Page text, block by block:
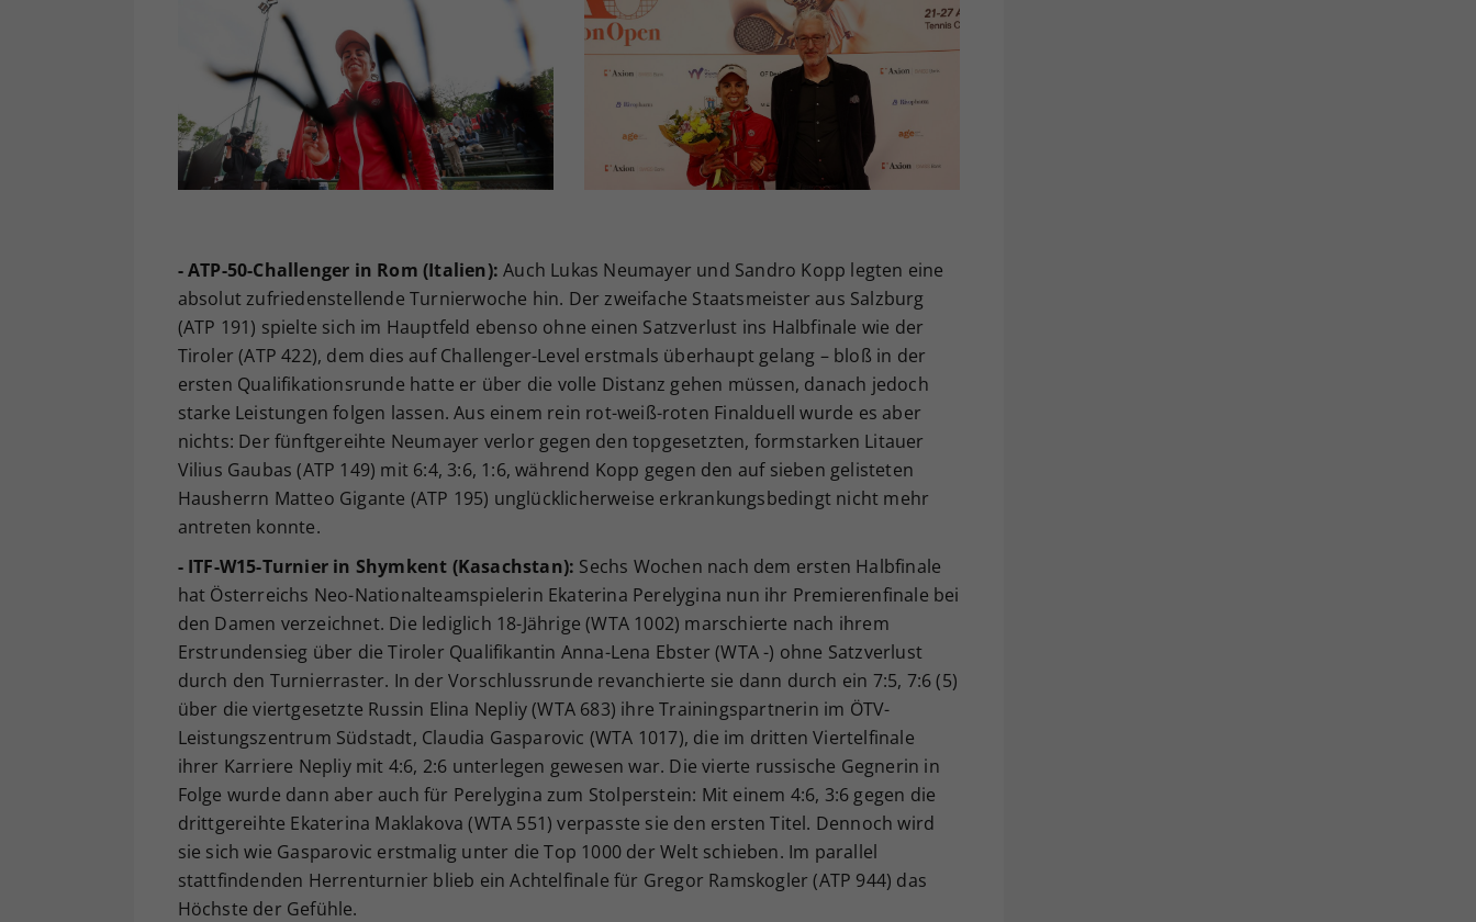
- ATP-50-Challenger in Rom (Italien): Auch Lukas Neumayer und Sandro Kopp legten eine
absolut zufriedenstellende Turnierwoche hin. Der zweifache Staatsmeister aus Salzburg
(ATP 191) spielte sich im Hauptfeld ebenso ohne einen Satzverlust ins Halbfinale wie der
Tiroler (ATP 422), dem dies auf Challenger-Level erstmals überhaupt gelang – bloß in der
ersten Qualifikationsrunde hatte er über die volle Distanz gehen müssen, danach jedoch
starke Leistungen folgen lassen. Aus einem rein rot-weiß-roten Finalduell wurde es aber
nichts: Der fünftgereihte Neumayer verlor gegen den topgesetzten, formstarken Litauer
Vilius Gaubas (ATP 149) mit 6:4, 3:6, 1:6, während Kopp gegen den auf sieben gelisteten
Hausherrn Matteo Gigante (ATP 195) unglücklicherweise erkrankungsbedingt nicht mehr
antreten konnte.
- ITF-W15-Turnier in Shymkent (Kasachstan): Sechs Wochen nach dem ersten Halbfinale
hat Österreichs Neo-Nationalteamspielerin Ekaterina Perelygina nun ihr Premierenfinale bei
den Damen verzeichnet. Die lediglich 18-Jährige (WTA 1002) marschierte nach ihrem
Erstrundensieg über die Tiroler Qualifikantin Anna-Lena Ebster (WTA -) ohne Satzverlust
durch den Turnierraster. In der Vorschlussrunde revanchierte sie dann durch ein 7:5, 7:6 (5)
über die viertgesetzte Russin Elina Nepliy (WTA 683) ihre Trainingspartnerin im ÖTV-
Leistungszentrum Südstadt, Claudia Gasparovic (WTA 1017), die im dritten Viertelfinale
ihrer Karriere Nepliy mit 4:6, 2:6 unterlegen gewesen war. Die vierte russische Gegnerin in
Folge wurde dann aber auch für Perelygina zum Stolperstein: Mit einem 4:6, 3:6 gegen die
drittgereihte Ekaterina Maklakova (WTA 551) verpasste sie den ersten Titel. Dennoch wird
sie sich wie Gasparovic erstmalig unter die Top 1000 der Welt schieben. Im parallel
stattfindenden Herrenturnier blieb ein Achtelfinale für Gregor Ramskogler (ATP 944) das
Höchste der Gefühle.